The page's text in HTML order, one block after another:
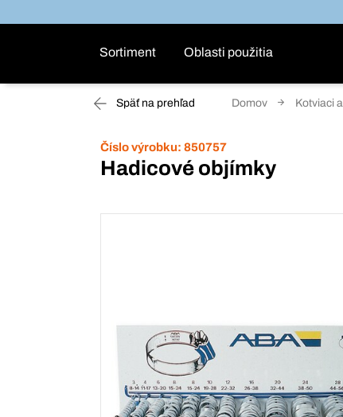
Sortiment Oblasti použitia
Späť na prehľad Domov Kotviaci
Číslo výrobku: 850757
Hadicové objímky